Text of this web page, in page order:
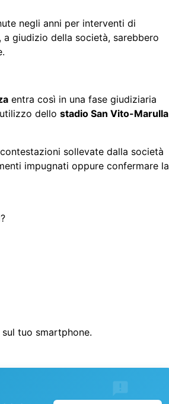
negli anni per interventi di
a giudizio della società, sarebbero
entra così in una fase giudiziaria
dello stadio San Vito-Marulla
sollevate dalla società
impugnati oppure confermare la
tuo smartphone.